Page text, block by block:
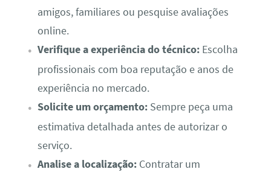
amigos, familiares ou pesquise avaliações
online.
Verifique a experiência do técnico:Escolha
profissionais com boa reputação e anos de
experiência no mercado.
Solicite um orçamento:Sempre peça uma
estimativa detalhada antes de autorizar o
serviço.
Analise a localização:Contratar um